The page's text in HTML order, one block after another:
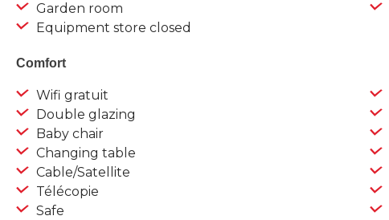
Garden room
Equipment store closed
Comfort
Wifi gratuit
Double glazing
Baby chair
Changing table
Cable/Satellite
Télécopie
Safe